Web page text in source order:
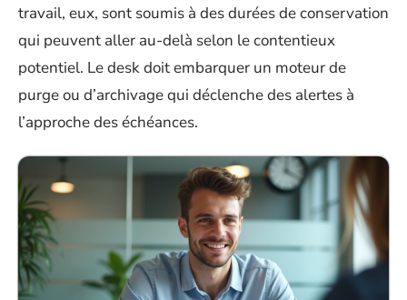
travail, eux, sont soumis à des durées de conservation
qui peuvent aller au-delà selon le contentieux
potentiel. Le desk doit embarquer un moteur de
purge ou d’archivage qui déclenche des alertes à
l’approche des échéances.